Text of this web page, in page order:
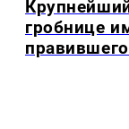
гробнице